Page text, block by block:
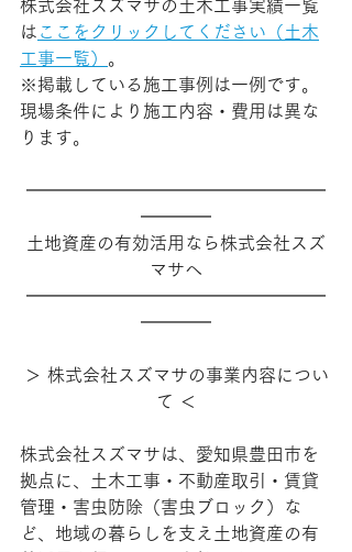
株式会社スズマサの土木工事実績一覧
は ここをクリックしてください（土木
工事一覧） 。
※掲載している施工事例は一例です。
現場条件により施工内容・費用は異な
ります。
━━━━━━━━━━━━━━━━━
━━━━
土地資産の有効活用なら株式会社スズ
マサへ
━━━━━━━━━━━━━━━━━
━━━━
＞ 株式会社スズマサの事業内容につい
て ＜
株式会社スズマサは、愛知県豊田市を
拠点に、土木工事・不動産取引・賃貸
管理・害虫防除（害虫ブロック）な
ど、地域の暮らしを支え土地資産の有